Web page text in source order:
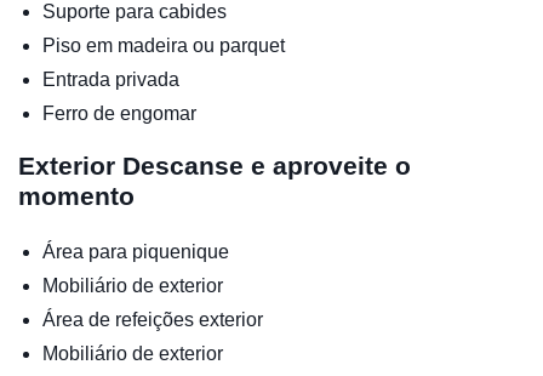
Suporte para cabides
Piso em madeira ou parquet
Entrada privada
Ferro de engomar
Exterior Descanse e aproveite o
momento
Área para piquenique
Mobiliário de exterior
Área de refeições exterior
Mobiliário de exterior